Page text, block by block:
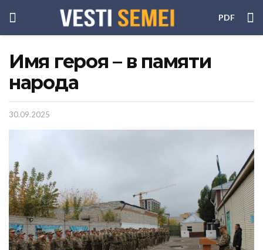
PDF
Имя героя – в памяти
народа
30.09.2025